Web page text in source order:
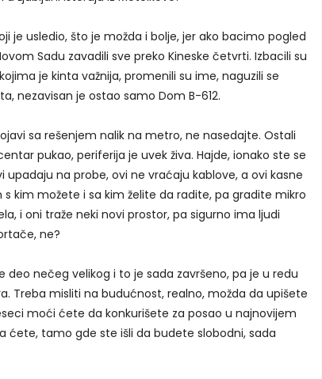
je usledio, što je možda i bolje, jer ako bacimo pogled
Sadu zavadili sve preko Kineske četvrti. Izbacili su
je kinta važnija, promenili su ime, naguzili se
nezavisan je ostao samo Dom B-612.
sa rešenjem nalik na metro, ne nasedajte. Ostali
pukao, periferija je uvek živa. Hajde, ionako ste se
upadaju na probe, ovi ne vraćaju kablove, a ovi kasne
kim možete i sa kim želite da radite, pa gradite mikro
i oni traže neki novi prostor, pa sigurno ima ljudi
ne?
deo nečeg velikog i to je sada završeno, pa je u redu
Treba misliti na budućnost, realno, možda da upišete
moći ćete da konkurišete za posao u najnovijem
ćete, tamo gde ste išli da budete slobodni, sada